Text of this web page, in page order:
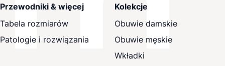
Przewodniki & więcej
Tabela rozmiarów
Patologie i rozwiązania
Kolekcje
Obuwie damskie
Obuwie męskie
Wkładki